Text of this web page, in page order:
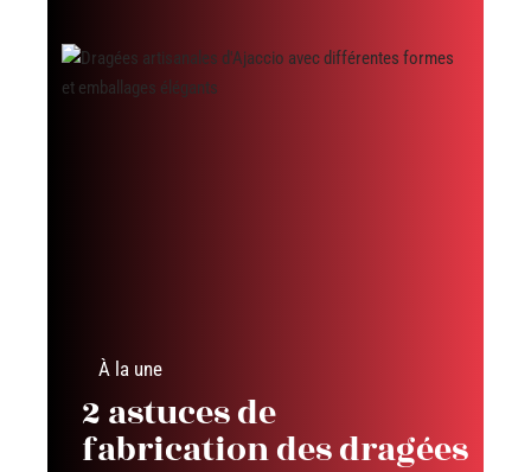
À la une
2 astuces de
fabrication des dragées